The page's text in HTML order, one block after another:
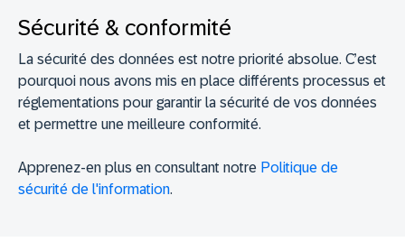
Sécurité & conformité
La sécurité des données est notre priorité absolue. C’est
pourquoi nous avons mis en place différents processus et
réglementations pour garantir la sécurité de vos données
et permettre une meilleure conformité.
Apprenez-en plus en consultant notre Politique de
sécurité de l'information.